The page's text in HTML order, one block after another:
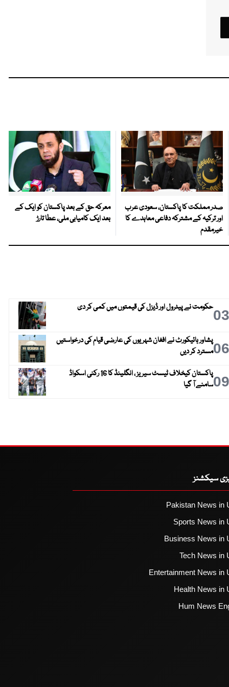
صدر مملکت کا پاکستان، سعودی عرب
اور ترکیہ کے مشترکہ دفاعی معاہدے کا
خیرمقدم
معرکہ حق کے بعد پاکستان کو ایک کے
بعد ایک کامیابی ملی، عطا تارڑ
03حکومت نے پیٹرول اور ڈیزل کی قیمتوں میں کمی کر دی
06پشاور ہائیکورٹ نے افغان شہریوں کی عارضی قیام کی درخواستیں
مسترد کر دیں
09
پاکستان کیخلاف ٹیسٹ سیریز ، انگلینڈ کا 16 رکنی اسکواڈ
سامنے آ گیا
سیکشنز
Pakistan News in
Sports News in
Business News in
Tech News in
Entertainment News in
Health News in
Hum News